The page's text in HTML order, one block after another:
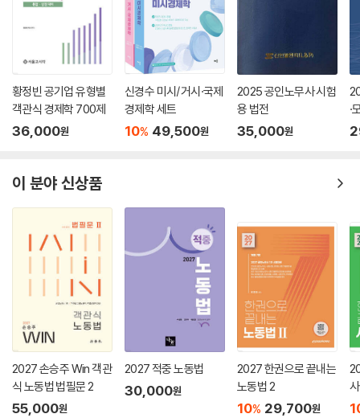
황정빈 공기업 유형별
객관식 경제학 700제
36,000원
신경수 미시/거시·국제
경제학 세트
10% 49,500원
2025 공인노무사 시험
용 법전
35,000원
·
이 분야 신상품
2027 손승주 Win 객관
식 노동법 법필문 2
55,000원
2027 적중 노동법
30,000원
2027 한권으로 끝내는
노동법 2
10% 29,700원